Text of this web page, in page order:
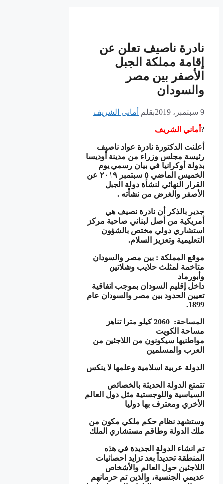
نادرة ناصيف تعلن عن
إقامة مملكة الجبل
الأصفر بين مصر
والسودان
9 سبتمبر، 2019 بقلم أمانى الشريف
?️ أماني الشريف
أعلنت الدكتورة نادرة عواد ناصيف
رئيسة مجلس وزراء من مدينة أوديسا
بدولة أوكرانيا في بيان رسمي يوم
الخميس الماضي ٥ سبتمبر ٢٠١٩ عن
القرار النهائي لنشأة دولة الجبل
الأصفر والغرض من نشأته .
جدير بالذكر أن نادرة نصيف هي
أمريكية من أصل لبناني صاحبة مركز
استشاري دولي مختص بالشؤون
التعليمية وتعزيز السلام.
موقع المملكة : بين مصر والسودان
متاخمة لمثلث حلايب وشلاتين
وأبورماد
داخل إقليم السودان بموجب اتفاقية
تعيين الحدود بين مصر والسودان عام
1899.
المساحة: 2060 كيلو مترا تناهز
مساحة الكويت
مواطنيها سيكونون من اللاجئين من
العرب والمسلمين
الدولة عربية اسلامية وعلمها لا ينكس
تتمتع الدولة الحديثة بالخصائص
السياسية واللوجستية مثل دول العالم
الأخري ومعترف بها دوليا
وستشهد نظام حكم ملكي مكون من
ملك الدولة وطاقم مستشاري الملك
تم انشاء الدولة الجديدة في هذه
المنطقة تحديداً بعد تزايد احصائيات
اللاجئين حول العالم والأشخاص
عديمي الجنسية، والذين تم حرمانهم